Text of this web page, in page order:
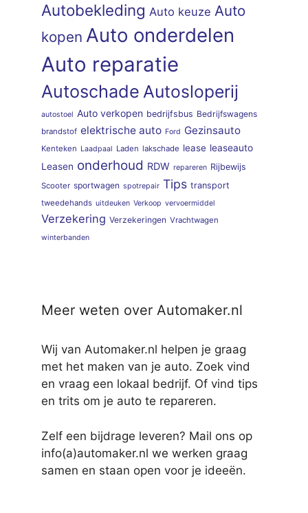
Autobekleding Auto keuze Auto
kopen Auto onderdelen
Auto reparatie
Autoschade Autosloperij
autostoel Auto verkopen bedrijfsbus Bedrijfswagens
brandstof elektrische auto Ford Gezinsauto
Kenteken Laadpaal Laden lakschade lease leaseauto
Leasen onderhoud RDW repareren Rijbewijs
Scooter sportwagen spotrepair Tips transport
tweedehands uitdeuken Verkoop vervoermiddel
Verzekering Verzekeringen Vrachtwagen
winterbanden
Meer weten over Automaker.nl
Wij van Automaker.nl helpen je graag
met het maken van je auto. Zoek vind
en vraag een lokaal bedrijf. Of vind tips
en trits om je auto te repareren.
Zelf een bijdrage leveren? Mail ons op
info(a)automaker.nl we werken graag
samen en staan open voor je ideeën.